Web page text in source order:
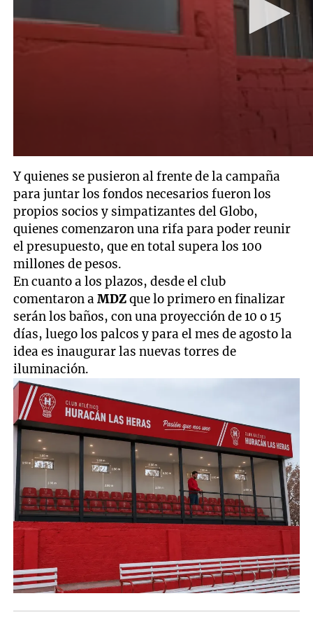
Y quienes se pusieron al frente de la campaña
para juntar los fondos necesarios fueron los
propios socios y simpatizantes del Globo,
quienes comenzaron una rifa para poder reunir
el presupuesto, que en total supera los 100
millones de pesos.
En cuanto a los plazos, desde el club
comentaron aMDZque lo primero en finalizar
serán los baños, con una proyección de 10 o 15
días, luego los palcos y para el mes de agosto la
idea es inaugurar las nuevas torres de
iluminación.